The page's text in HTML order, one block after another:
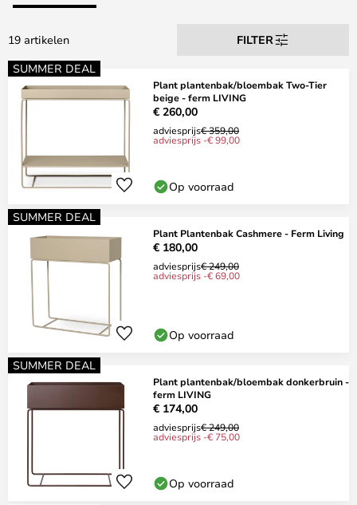
19 artikelen
FILTER
SUMMER DEAL
Plant plantenbak/bloembak Two-Tier
beige - ferm LIVING
€ 260,00
adviesprijs€ 359,00
adviesprijs -€ 99,00
Op voorraad
SUMMER DEAL
Plant Plantenbak Cashmere - Ferm Living
€ 180,00
adviesprijs€ 249,00
adviesprijs -€ 69,00
Op voorraad
SUMMER DEAL
Plant plantenbak/bloembak donkerbruin -
ferm LIVING
€ 174,00
adviesprijs€ 249,00
adviesprijs -€ 75,00
Op voorraad